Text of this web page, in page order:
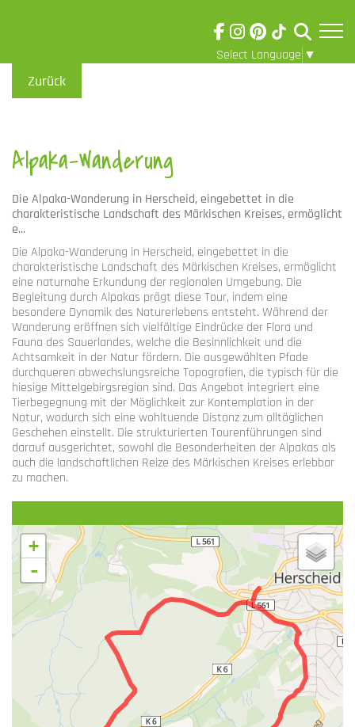
Assistenzsoftware
öffnen.
Select Language ▼
Zurück
Alpaka-Wanderung
Die Alpaka-Wanderung in Herscheid, eingebettet in die
charakteristische Landschaft des Märkischen Kreises, ermöglicht
e...
Die Alpaka-Wanderung in Herscheid, eingebettet in die
charakteristische Landschaft des Märkischen Kreises, ermöglicht
eine naturnahe Erkundung der regionalen Umgebung. Die
Begleitung durch Alpakas prägt diese Tour, indem eine
besondere Dynamik des Naturerlebens entsteht. Während der
Wanderung eröffnen sich vielfältige Eindrücke der Flora und
Fauna des Sauerlandes, welche die Besinnlichkeit und die
Achtsamkeit in der Natur fördern. Die ausgewählten Pfade
durchqueren abwechslungsreiche Topografien, die typisch für die
hiesige Mittelgebirgsregion sind. Das Angebot integriert eine
Tierbegegnung mit der Möglichkeit zur Kontemplation in der
Natur, wodurch sich eine wohltuende Distanz zum alltäglichen
Geschehen einstellt. Die strukturierten Tourenführungen sind
darauf ausgerichtet, sowohl die Besonderheiten der Alpakas als
auch die landschaftlichen Reize des Märkischen Kreises erlebbar
zu machen.
+
-